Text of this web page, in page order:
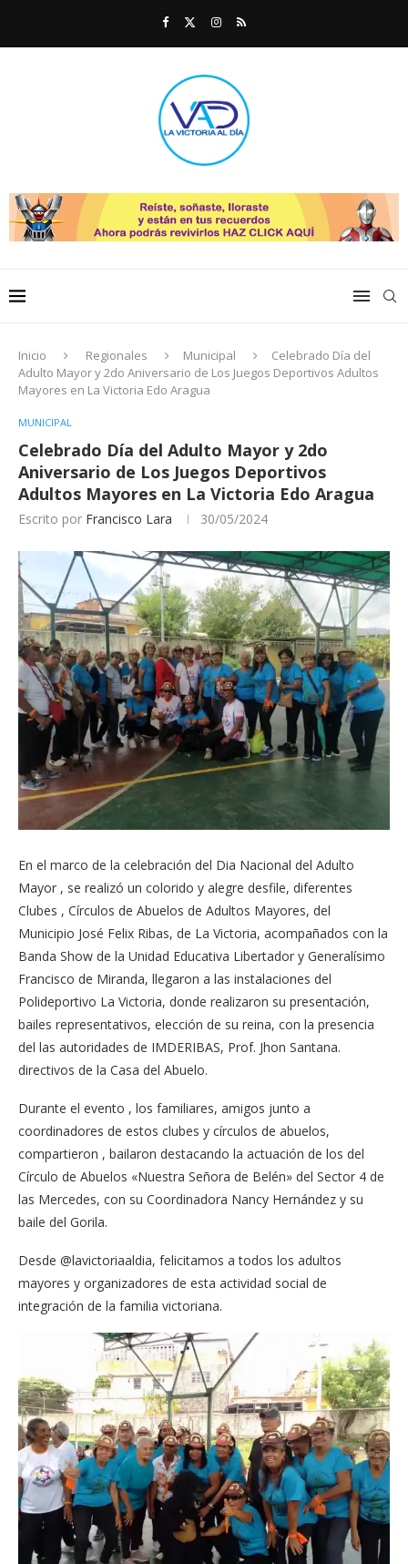
Inicio Regionales Municipal
Celebrado Día del
Adulto Mayor y 2do Aniversario de Los Juegos Deportivos Adultos
Mayores en La Victoria Edo Aragua
MUNICIPAL
Celebrado Día del Adulto Mayor y 2do
Aniversario de Los Juegos Deportivos
Adultos Mayores en La Victoria Edo Aragua
Escrito por Francisco Lara 30/05/2024
En el marco de la celebración del Dia Nacional del Adulto
Mayor , se realizó un colorido y alegre desfile, diferentes
Clubes , Círculos de Abuelos de Adultos Mayores, del
Municipio José Felix Ribas, de La Victoria, acompañados con la
Banda Show de la Unidad Educativa Libertador y Generalísimo
Francisco de Miranda, llegaron a las instalaciones del
Polideportivo La Victoria, donde realizaron su presentación,
bailes representativos, elección de su reina, con la presencia
del las autoridades de IMDERIBAS, Prof. Jhon Santana.
directivos de la Casa del Abuelo.
Durante el evento , los familiares, amigos junto a
coordinadores de estos clubes y círculos de abuelos,
compartieron , bailaron destacando la actuación de los del
Círculo de Abuelos «Nuestra Señora de Belén» del Sector 4 de
las Mercedes, con su Coordinadora Nancy Hernández y su
baile del Gorila.
Desde @lavictoriaaldia, felicitamos a todos los adultos
mayores y organizadores de esta actividad social de
integración de la familia victoriana.